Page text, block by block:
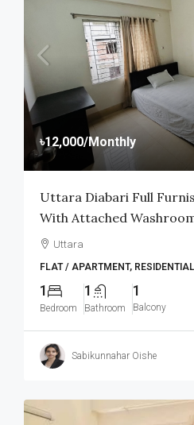
৳12,000/Monthly
Uttara Diabari Full
With Attached
Uttara
FLAT / APARTMENT, RESIDENTIAL
1
Bedroom
1
Bathroom
1
Balcony
Sabikunnahar Oishe